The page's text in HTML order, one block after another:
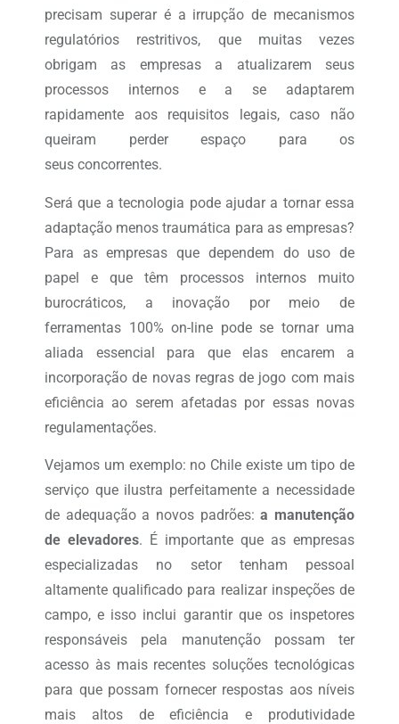
precisam superar é a irrupção de mecanismos
regulatórios restritivos, que muitas vezes
obrigam as empresas a atualizarem seus
processos internos e a se adaptarem
rapidamente aos requisitos legais, caso não
queiram perder espaço para os
seus concorrentes.
Será que a tecnologia pode ajudar a tornar essa
adaptação menos traumática para as empresas?
Para as empresas que dependem do uso de
papel e que têm processos internos muito
burocráticos, a inovação por meio de
ferramentas 100% on-line pode se tornar uma
aliada essencial para que elas encarem a
incorporação de novas regras de jogo com mais
eficiência ao serem afetadas por essas novas
regulamentações.
Vejamos um exemplo: no Chile existe um tipo de
serviço que ilustra perfeitamente a necessidade
de adequação a novos padrões:a manutenção
de elevadores. É importante que as empresas
especializadas no setor tenham pessoal
altamente qualificado para realizar inspeções de
campo, e isso inclui garantir que os inspetores
responsáveis pela manutenção possam ter
acesso às mais recentes soluções tecnológicas
para que possam fornecer respostas aos níveis
mais altos de eficiência e produtividade